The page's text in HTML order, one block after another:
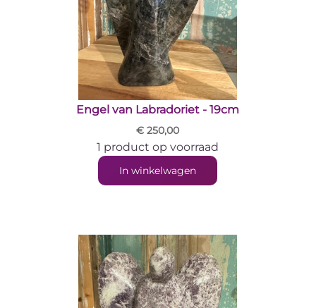
Engel van Labradoriet - 19cm
€ 250,00
1 product op voorraad
In winkelwagen